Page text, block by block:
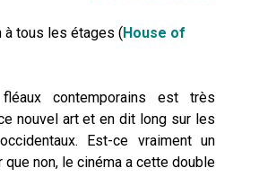
à tous les étages (House of
contemporains est très
nouvel art et en dit long sur les
Est-ce vraiment un
que non, le cinéma a cette double